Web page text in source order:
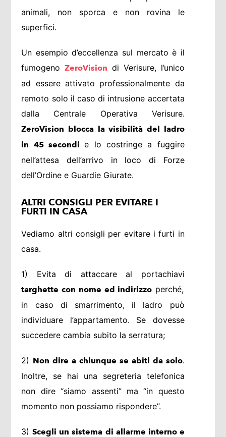
animali, non sporca e non rovina le
superfici.
Un esempio d’eccellenza sul mercato è il
fumogenoZeroVision di Verisure, l’unico
ad essere attivato professionalmente da
remoto solo il caso di intrusione accertata
dalla Centrale Operativa Verisure.
ZeroVision blocca la visibilità del ladro
in 45 secondie lo costringe a fuggire
nell’attesa dell’arrivo in loco di Forze
dell’Ordine e Guardie Giurate.
ALTRI CONSIGLI PER EVITARE I
FURTI IN CASA
Vediamo altri consigli per evitare i furti in
casa.
1) Evita di attaccare al portachiavi
targhette con nome ed indirizzo perché,
in caso di smarrimento, il ladro può
individuare l’appartamento. Se dovesse
succedere cambia subito la serratura;
2) Non dire a chiunque se abiti da solo.
Inoltre, se hai una segreteria telefonica
non dire “siamo assenti” ma “in questo
momento non possiamo rispondere”.
3)Scegli un sistema di allarme interno e